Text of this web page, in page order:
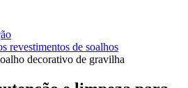
revestimentos de soalhos
decorativo de gravilha